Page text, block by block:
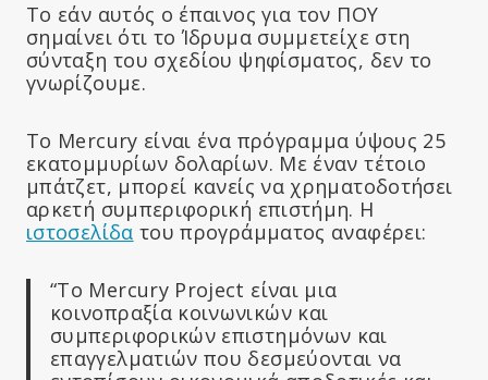
Το εάν αυτός ο έπαινος για τον ΠΟΥ
σημαίνει ότι το Ίδρυμα συμμετείχε στη
σύνταξη του σχεδίου ψηφίσματος, δεν το
γνωρίζουμε.
Το Mercury είναι ένα πρόγραμμα ύψους 25
εκατομμυρίων δολαρίων. Με έναν τέτοιο
μπάτζετ, μπορεί κανείς να χρηματοδοτήσει
αρκετή συμπεριφορική επιστήμη. Η
ιστοσελίδα του προγράμματος αναφέρει:
“Το Mercury Project είναι μια
κοινοπραξία κοινωνικών και
συμπεριφορικών επιστημόνων και
επαγγελματιών που δεσμεύονται να